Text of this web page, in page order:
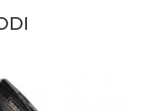
Bravari,
Gipsari,